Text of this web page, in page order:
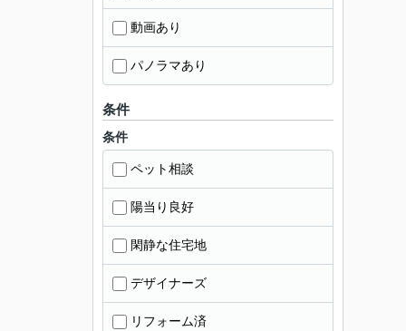
動画あり
パノラマあり
条件
条件
ペット相談
陽当り良好
閑静な住宅地
デザイナーズ
リフォーム済